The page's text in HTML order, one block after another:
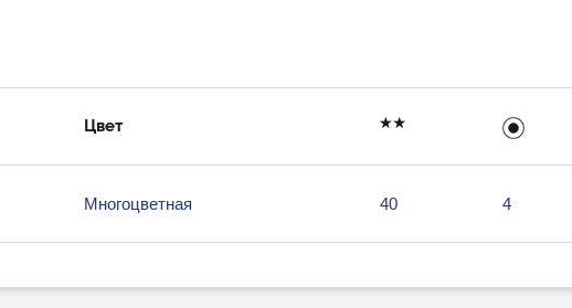
Цвет
Многоцветная 40 4